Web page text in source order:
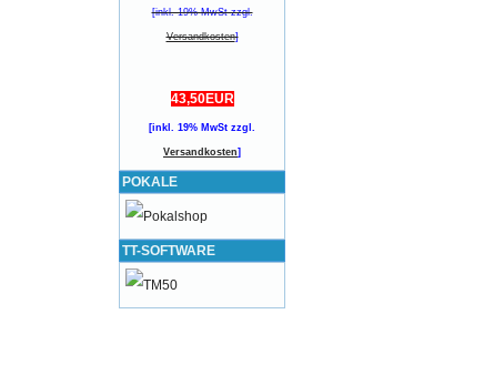
[inkl. 19% MwSt zzgl.
Versandkosten]
43,50EUR
[inkl. 19% MwSt zzgl.
Versandkosten]
POKALE
TT-SOFTWARE